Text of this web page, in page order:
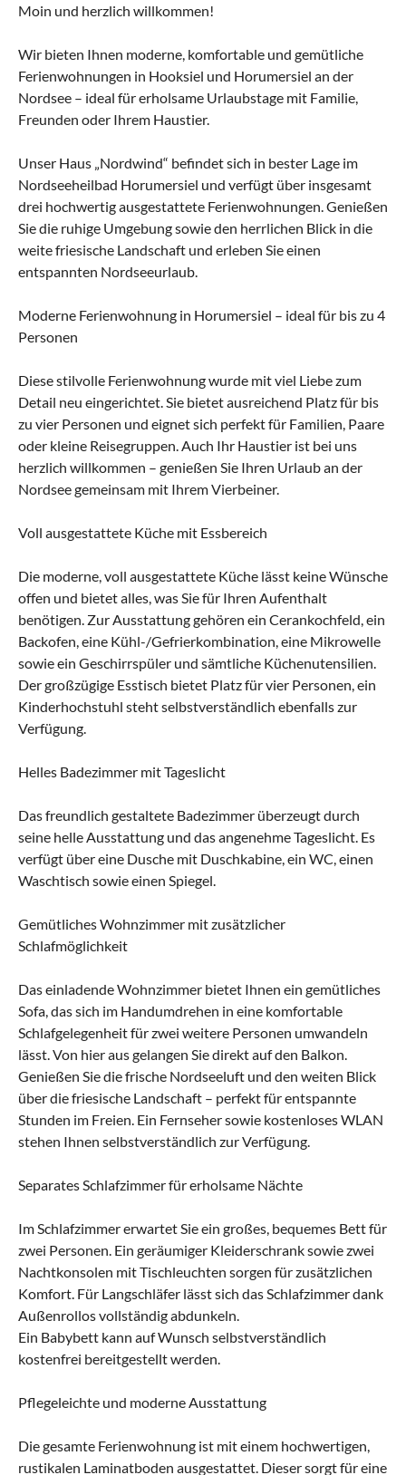
Moin und herzlich willkommen!
Wir bieten Ihnen moderne, komfortable und gemütliche
Ferienwohnungen in Hooksiel und Horumersiel an der
Nordsee – ideal für erholsame Urlaubstage mit Familie,
Freunden oder Ihrem Haustier.
Unser Haus „Nordwind“ befindet sich in bester Lage im
Nordseeheilbad Horumersiel und verfügt über insgesamt
drei hochwertig ausgestattete Ferienwohnungen. Genießen
Sie die ruhige Umgebung sowie den herrlichen Blick in die
weite friesische Landschaft und erleben Sie einen
entspannten Nordseeurlaub.
Moderne Ferienwohnung in Horumersiel – ideal für bis zu 4
Personen
Diese stilvolle Ferienwohnung wurde mit viel Liebe zum
Detail neu eingerichtet. Sie bietet ausreichend Platz für bis
zu vier Personen und eignet sich perfekt für Familien, Paare
oder kleine Reisegruppen. Auch Ihr Haustier ist bei uns
herzlich willkommen – genießen Sie Ihren Urlaub an der
Nordsee gemeinsam mit Ihrem Vierbeiner.
Voll ausgestattete Küche mit Essbereich
Die moderne, voll ausgestattete Küche lässt keine Wünsche
offen und bietet alles, was Sie für Ihren Aufenthalt
benötigen. Zur Ausstattung gehören ein Cerankochfeld, ein
Backofen, eine Kühl-/Gefrierkombination, eine Mikrowelle
sowie ein Geschirrspüler und sämtliche Küchenutensilien.
Der großzügige Esstisch bietet Platz für vier Personen, ein
Kinderhochstuhl steht selbstverständlich ebenfalls zur
Verfügung.
Helles Badezimmer mit Tageslicht
Das freundlich gestaltete Badezimmer überzeugt durch
seine helle Ausstattung und das angenehme Tageslicht. Es
verfügt über eine Dusche mit Duschkabine, ein WC, einen
Waschtisch sowie einen Spiegel.
Gemütliches Wohnzimmer mit zusätzlicher
Schlafmöglichkeit
Das einladende Wohnzimmer bietet Ihnen ein gemütliches
Sofa, das sich im Handumdrehen in eine komfortable
Schlafgelegenheit für zwei weitere Personen umwandeln
lässt. Von hier aus gelangen Sie direkt auf den Balkon.
Genießen Sie die frische Nordseeluft und den weiten Blick
über die friesische Landschaft – perfekt für entspannte
Stunden im Freien. Ein Fernseher sowie kostenloses WLAN
stehen Ihnen selbstverständlich zur Verfügung.
Separates Schlafzimmer für erholsame Nächte
Im Schlafzimmer erwartet Sie ein großes, bequemes Bett für
zwei Personen. Ein geräumiger Kleiderschrank sowie zwei
Nachtkonsolen mit Tischleuchten sorgen für zusätzlichen
Komfort. Für Langschläfer lässt sich das Schlafzimmer dank
Außenrollos vollständig abdunkeln.
Ein Babybett kann auf Wunsch selbstverständlich
kostenfrei bereitgestellt werden.
Pflegeleichte und moderne Ausstattung
Die gesamte Ferienwohnung ist mit einem hochwertigen,
rustikalen Laminatboden ausgestattet. Dieser sorgt für eine